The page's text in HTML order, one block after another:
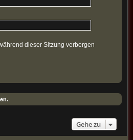
dieser Sitzung verbergen
Gehe zu